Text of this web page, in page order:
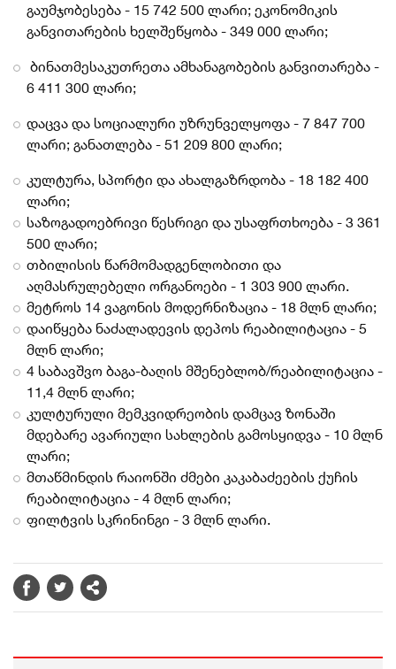
გაუმჯობესება - 15 742 500 ლარი; ეკონომიკის
განვითარების ხელშეწყობა - 349 000 ლარი;
ბინათმესაკუთრეთა ამხანაგობების განვითარება -
6 411 300 ლარი;
დაცვა და სოციალური უზრუნველყოფა - 7 847 700
ლარი; განათლება - 51 209 800 ლარი;
კულტურა, სპორტი და ახალგაზრდობა - 18 182 400
ლარი;
საზოგადოებრივი წესრიგი და უსაფრთხოება - 3 361
500 ლარი;
თბილისის წარმომადგენლობითი და
აღმასრულებელი ორგანოები - 1 303 900 ლარი.
მეტროს 14 ვაგონის მოდერნიზაცია - 18 მლნ ლარი;
დაიწყება ნაძალადევის დეპოს რეაბილიტაცია - 5
მლნ ლარი;
4 საბავშვო ბაგა-ბაღის მშენებლობ/რეაბილიტაცია -
11,4 მლნ ლარი;
კულტურული მემკვიდრეობის დამცავ ზონაში
მდებარე ავარიული სახლების გამოსყიდვა - 10 მლნ
ლარი;
მთაწმინდის რაიონში ძმები კაკაბაძეების ქუჩის
რეაბილიტაცია - 4 მლნ ლარი;
ფილტვის სკრინინგი - 3 მლნ ლარი.